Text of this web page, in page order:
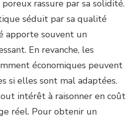
rassure par sa solidité.
séduit par sa qualité
apporte souvent un
En revanche, les
économiques peuvent
si elles sont mal adaptées.
intérêt à raisonner en coût
réel. Pour obtenir un